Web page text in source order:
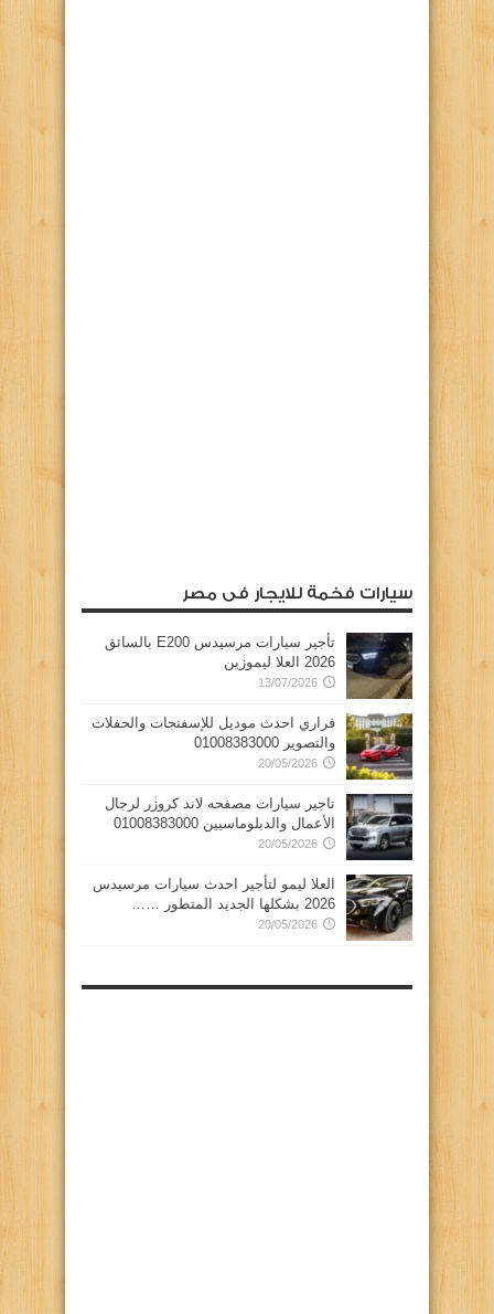
سيارات فخمة للايجار فى مصر
تأجير سيارات مرسيدس E200 بالسائق
2026 العلا ليموزين
13/07/2026
فراري احدث موديل للإسفنجات والحفلات
والتصوير 01008383000
20/05/2026
تاجير سيارات مصفحه لاند كروزر لرجال
الأعمال والدبلوماسيين 01008383000
20/05/2026
العلا ليمو لتأجير احدث سيارات مرسيدس
2026 بشكلها الجديد المتطور ……
20/05/2026